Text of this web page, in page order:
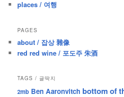
places / 여행
PAGES
about / 잡상 雜像
red red wine / 포도주 朱酒
TAGS / 글딱지
2mb Ben Aaronvitch bottom of